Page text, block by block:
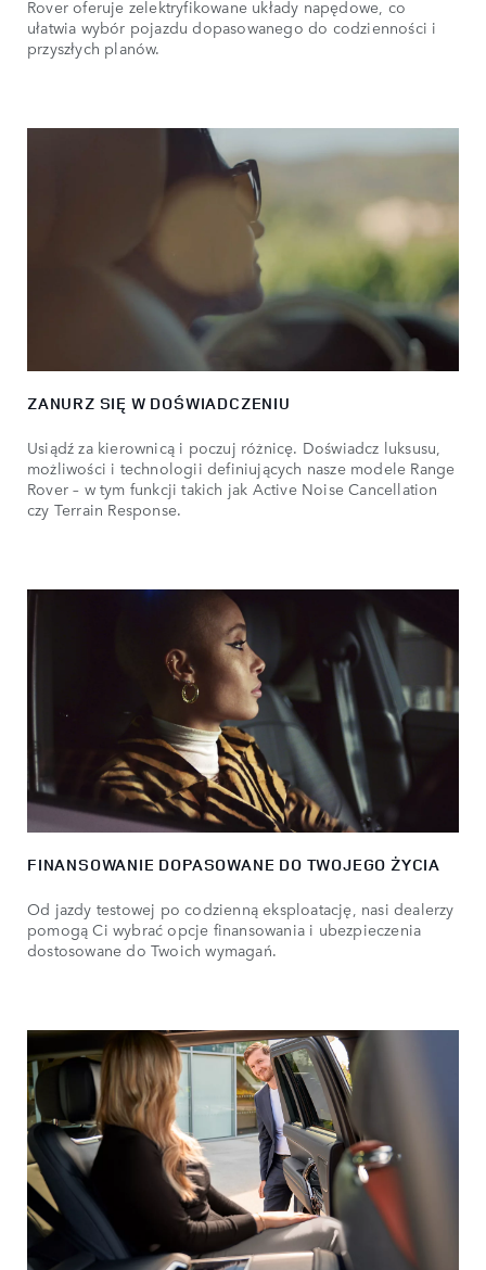
Rover oferuje zelektryfikowane układy napędowe, co
ułatwia wybór pojazdu dopasowanego do codzienności i
przyszłych planów.
ZANURZ SIĘ W DOŚWIADCZENIU
Usiądź za kierownicą i poczuj różnicę. Doświadcz luksusu,
możliwości i technologii definiujących nasze modele Range
Rover – w tym funkcji takich jak Active Noise Cancellation
czy Terrain Response.
FINANSOWANIE DOPASOWANE DO TWOJEGO ŻYCIA
Od jazdy testowej po codzienną eksploatację, nasi dealerzy
pomogą Ci wybrać opcje finansowania i ubezpieczenia
dostosowane do Twoich wymagań.